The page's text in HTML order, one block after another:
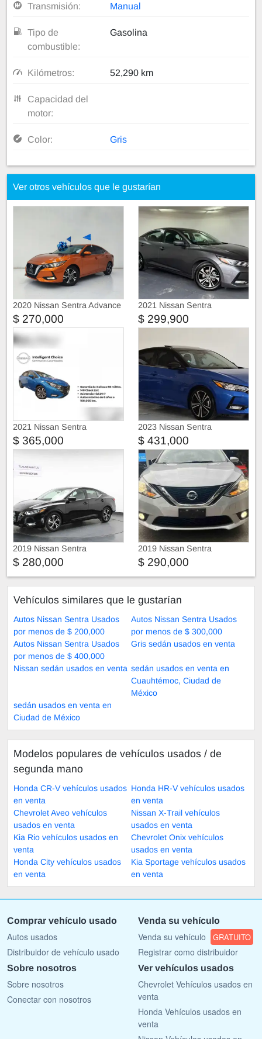
Transmisión: Manual
Tipo de
combustible:
Gasolina
Kilómetros: 52,290 km
Capacidad del
motor:
Color: Gris
Ver otros vehículos que le gustarían
2020 Nissan Sentra Advance
$ 270,000
2021 Nissan Sentra
$ 299,900
2021 Nissan Sentra
$ 365,000
2023 Nissan Sentra
$ 431,000
2019 Nissan Sentra
$ 280,000
2019 Nissan Sentra
$ 290,000
Vehículos similares que le gustarían
Autos Nissan Sentra Usados
por menos de $ 200,000
Autos Nissan Sentra Usados
por menos de $ 300,000
Autos Nissan Sentra Usados
por menos de $ 400,000
Gris sedán usados en venta
Nissan sedán usados en venta sedán usados en venta en
Cuauhtémoc, Ciudad de
México
sedán usados en venta en
Ciudad de México
Modelos populares de vehículos usados ​​/ de
segunda mano
Honda CR-V vehículos usados
en venta
Honda HR-V vehículos usados
en venta
Chevrolet Aveo vehículos
usados en venta
Nissan X-Trail vehículos
usados en venta
Kia Rio vehículos usados en
venta
Chevrolet Onix vehículos
usados en venta
Honda City vehículos usados
en venta
Kia Sportage vehículos usados
en venta
Comprar vehículo usado
Autos usados
Distribuidor de vehículo usado
Venda su vehículo
Venda su vehículo GRATUITO
Registrar como distribuidor
Sobre nosotros
Sobre nosotros
Conectar con nosotros
Ver vehículos usados
Chevrolet Vehículos usados en
venta
Honda Vehículos usados en
venta